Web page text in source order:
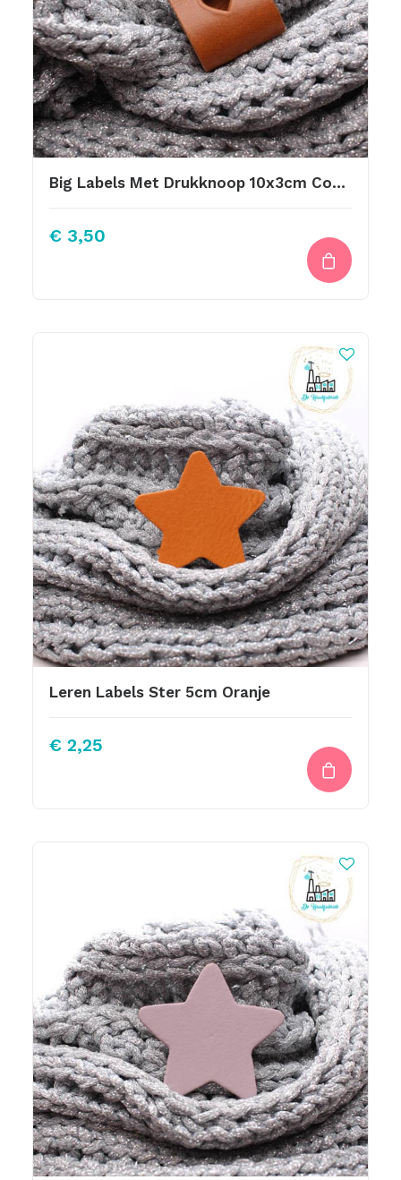
Big Labels Met Drukknoop 10x3cm Cognac Hartje Uitgestanst
€ 3,50
Leren Labels Ster 5cm Oranje
€ 2,25